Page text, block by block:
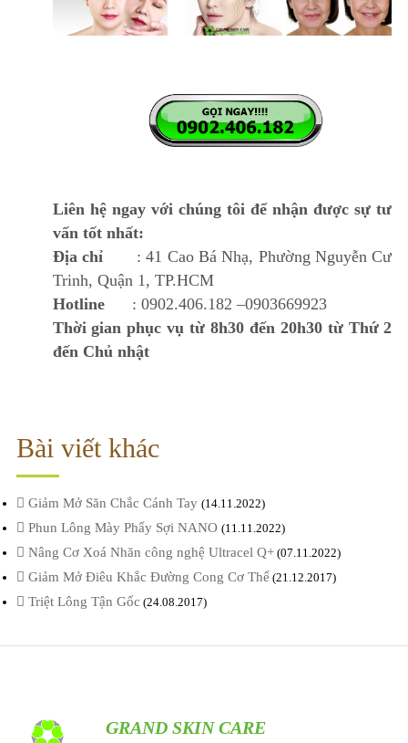
Liên hệ ngay với chúng tôi để nhận được sự tư
vấn tốt nhất:
Địa chỉ: 41 Cao Bá Nhạ, Phường Nguyễn Cư
Trinh, Quận 1, TP.HCM
Hotline : 0902.406.182 –0903669923
Thời gian phục vụ từ 8h30 đến 20h30 từ Thứ 2
đến Chủ nhật
Bài viết khác
Giảm Mở Săn Chắc Cánh Tay (14.11.2022)
Phun Lông Mày Phẩy Sợi NANO (11.11.2022)
Nâng Cơ Xoá Nhăn công nghệ Ultracel Q+(07.11.2022)
Giảm Mở Điêu Khắc Đường Cong Cơ Thể (21.12.2017)
Triệt Lông Tận Gốc (24.08.2017)
GRAND SKIN CARE